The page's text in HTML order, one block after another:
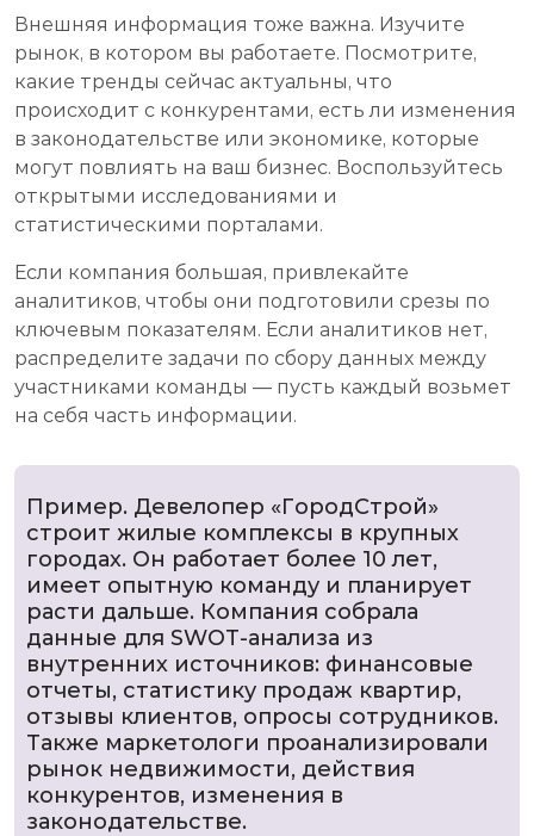
Внешняя информация тоже важна. Изучите
рынок, в котором вы работаете. Посмотрите,
какие тренды сейчас актуальны, что
происходит с конкурентами, есть ли изменения
в законодательстве или экономике, которые
могут повлиять на ваш бизнес. Воспользуйтесь
открытыми исследованиями и
статистическими порталами.
Если компания большая, привлекайте
аналитиков, чтобы они подготовили срезы по
ключевым показателям. Если аналитиков нет,
распределите задачи по сбору данных между
участниками команды — пусть каждый возьмет
на себя часть информации.
Пример. Девелопер «ГородСтрой»
строит жилые комплексы в крупных
городах. Он работает более 10 лет,
имеет опытную команду и планирует
расти дальше. Компания собрала
данные для SWOT-анализа из
внутренних источников: финансовые
отчеты, статистику продаж квартир,
отзывы клиентов, опросы сотрудников.
Также маркетологи проанализировали
рынок недвижимости, действия
конкурентов, изменения в
законодательстве.